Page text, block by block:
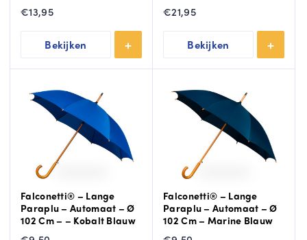
€13,95
Bekijken
€21,95
Bekijken
Falconetti® – Lange
Paraplu – Automaat – Ø
102 Cm – – Kobalt Blauw
Falconetti® – Lange
Paraplu – Automaat – Ø
102 Cm – Marine Blauw